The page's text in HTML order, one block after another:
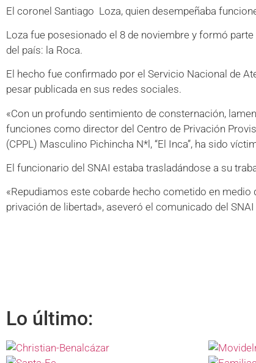
El coronel Santiago Loza, quien desempeñaba
Loza fue posesionado el 8 de noviembre y formó
del país: la Roca.
El hecho fue confirmado por el Servicio Nacional de
pesar publicada en sus redes sociales.
«Con un profundo sentimiento de consternación,
funciones como director del Centro de Privación
(CPPL) Masculino Pichincha N*l, “El Inca”, ha sido
El funcionario del SNAI estaba trasladándose a su
«Repudiamos este cobarde hecho cometido en
privación de libertad», aseveró el comunicado del SNAI
Lo último: